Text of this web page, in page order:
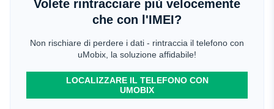
Volete rintracciare più velocemente
che con l'IMEI?
Non rischiare di perdere i dati - rintraccia il telefono con
uMobix, la soluzione affidabile!
LOCALIZZARE IL TELEFONO CON
UMOBIX